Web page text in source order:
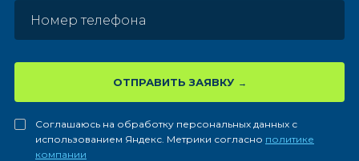
ОТПРАВИТЬ ЗАЯВКУ
Соглашаюсь на обработку персональных данных с
использованием Яндекс. Метрики согласно политике
компании